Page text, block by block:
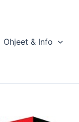
Ohjeet & Info